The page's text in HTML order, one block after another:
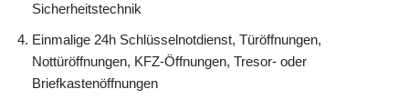
Sicherheitstechnik
Einmalige 24h Schlüsselnotdienst, Türöffnungen,
Nottüröffnungen, KFZ-Öffnungen, Tresor- oder
Briefkastenöffnungen